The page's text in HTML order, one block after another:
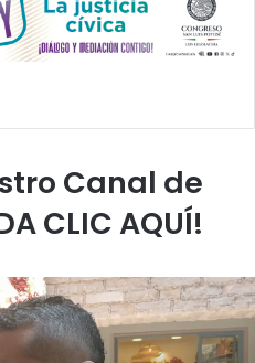
Canal de
CLIC AQUÍ!